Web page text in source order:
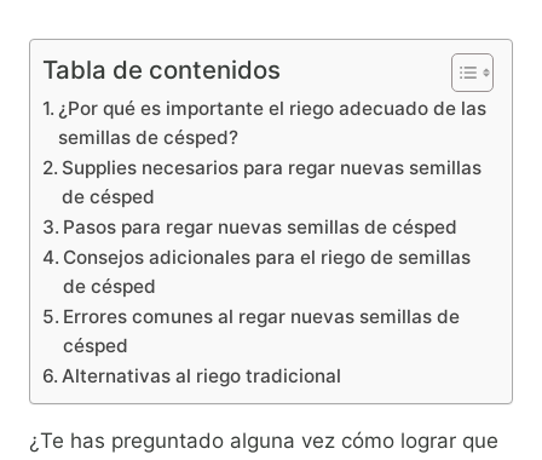
Tabla de contenidos
¿Por qué es importante el riego adecuado de las
semillas de césped?
Supplies necesarios para regar nuevas semillas
de césped
Pasos para regar nuevas semillas de césped
Consejos adicionales para el riego de semillas
de césped
Errores comunes al regar nuevas semillas de
césped
Alternativas al riego tradicional
¿Te has preguntado alguna vez cómo lograr que